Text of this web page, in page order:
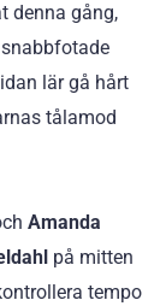
denna gång,
lär gå hårt
tålamod
Amanda
på mitten
tempo